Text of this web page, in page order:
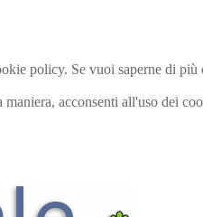
policy. Se vuoi saperne di più
acconsenti all'uso dei